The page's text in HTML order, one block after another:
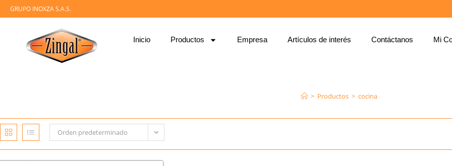
GRUPO INOXZA S.A.S.
Inicio Productos Empresa Artículos de interés Contáctanos Mi
> Productos > cocina
Orden predeterminado